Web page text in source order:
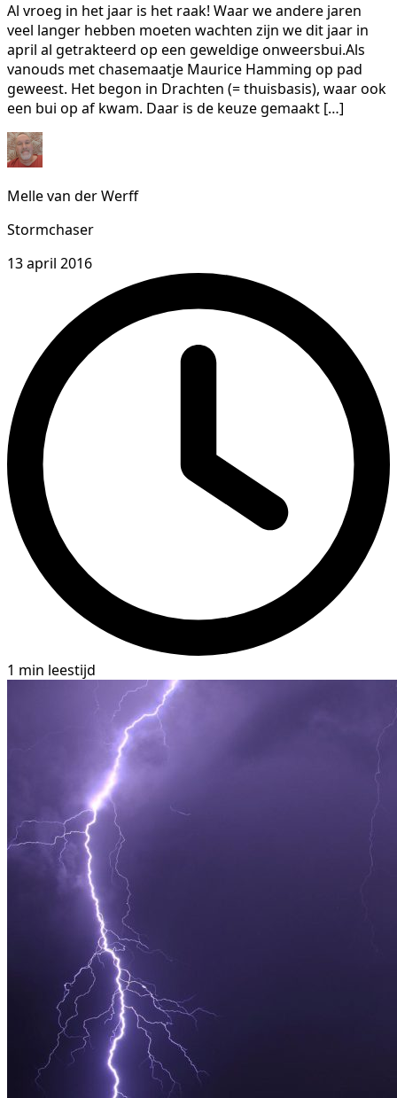
Al vroeg in het jaar is het raak! Waar we andere jaren
veel langer hebben moeten wachten zijn we dit jaar in
april al getrakteerd op een geweldige onweersbui.Als
vanouds met chasemaatje Maurice Hamming op pad
geweest. Het begon in Drachten (= thuisbasis), waar ook
een bui op af kwam. Daar is de keuze gemaakt […]
Melle van der Werff
Stormchaser
13 april 2016
1 min leestijd